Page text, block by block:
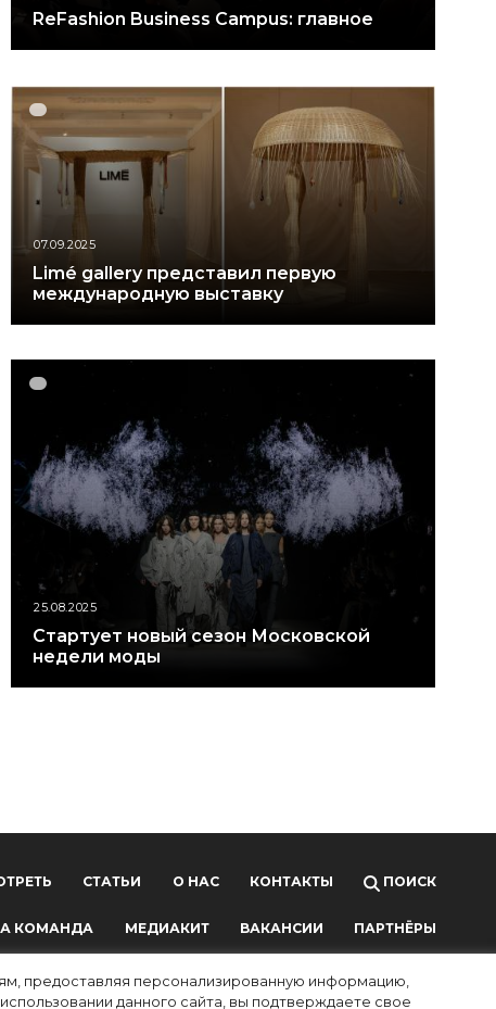
предоставляя персонализированную информацию,
данного сайта, вы подтверждаете свое
ReFashion Business Campus: главное
07.09.2025
Limé gallery представил первую
международную выставку
25.08.2025
Стартует новый сезон Московской
недели моды
СТАТЬИ О НАС КОНТАКТЫ ПОИСК
КОМАНДА МЕДИАКИТ ВАКАНСИИ ПАРТНЁРЫ